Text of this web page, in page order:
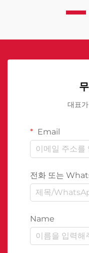
대표
Email
전화 또는
Name